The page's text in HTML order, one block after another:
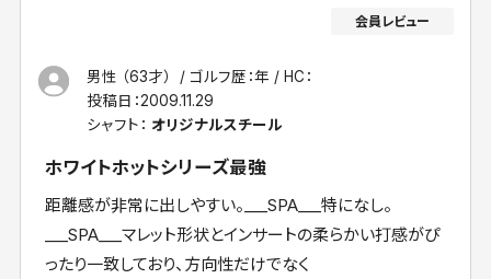
男性 （63才） ゴルフ歴：年
HC：
投稿日：2009.11.29
シャフト： オリジナルスチール
ホワイトホットシリーズ最強
距離感が非常に出しやすい。___SPA___特になし。
___SPA___マレット形状とインサートの柔らかい打感がぴ
ったり一致しており、方向性だけでなく